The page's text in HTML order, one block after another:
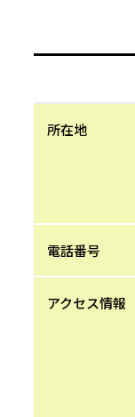
所在地
電話番号
アクセス情報